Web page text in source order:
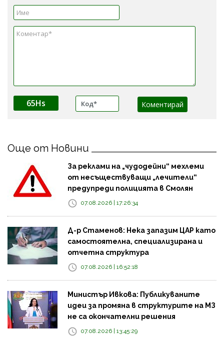
65Hs
Още от Новини
За реклами на „чудодейни“ мехлеми
от несъществуващи „лечители“
предупреди полицията в Смолян
07.08.2026 | 17:26:34
Д-р Стаменов: Нека запазим ЦАР като
самостоятелна, специализирана и
отчетна структура
07.08.2026 | 16:52:18
Министър Ивкова: Публикуваните
идеи за промяна в структурите на МЗ
не са окончателни решения
07.08.2026 | 13:45:29